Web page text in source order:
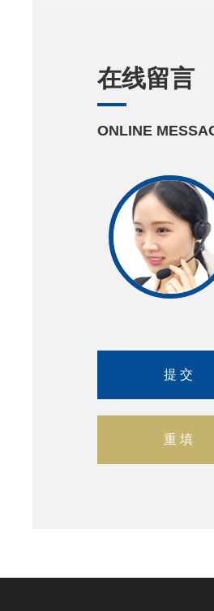
在线留言
ONLINE